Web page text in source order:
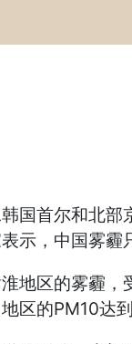
国首尔和北
示，中国雾霾
地区的雾霾
区的PM10达